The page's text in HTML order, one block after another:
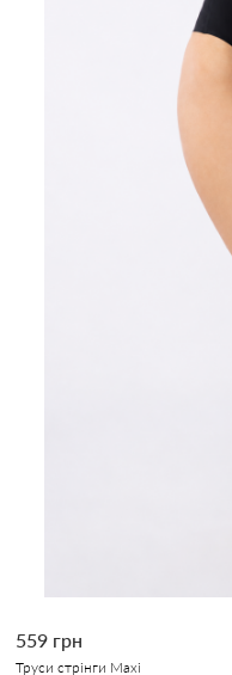
559 грн
Труси стрінги Maxi